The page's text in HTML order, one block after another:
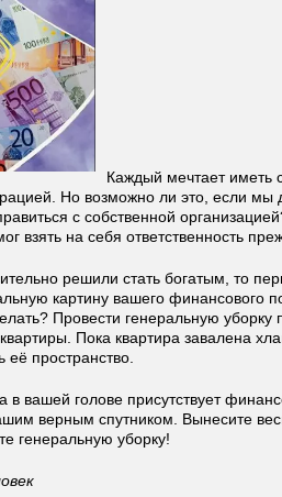
Каждый мечтает иметь
Но возможно ли это, если
с собственной
взять на себя ответственность
решили стать богатым, то
картину вашего финансового
Провести генеральную уборку
Пока квартира завалена
её пространство.
в вашей голове присутствует
верным спутником. Вынесите
генеральную уборку!